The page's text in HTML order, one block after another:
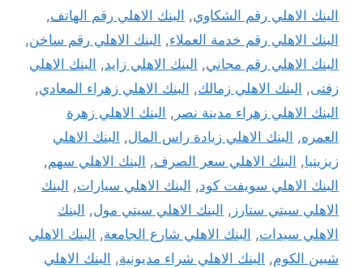
البنك الاهلي رقم الشكاوي, البنك الاهلي رقم الهاتف,
البنك الاهلي رقم خدمة العملاء, البنك الاهلي رقم ساخن,
البنك الاهلي رقم مجاني, البنك الاهلي زايد, البنك الاهلي
زفتى, البنك الاهلي زمالك, البنك الاهلي زهراء المعادي,
البنك الاهلي زهراء مدينة نصر , البنك الاهلي زهرة
العمره, البنك الاهلي زيادة راس المال, البنك الاهلي
زيزينيا, البنك الاهلي سعر الصرف, البنك الاهلي سهم,
البنك الاهلي سويفت كود, البنك الاهلي سيارات, البنك
الاهلي سيتي ستارز , البنك الاهلي سيتي مول, البنك
الاهلي سيدات, البنك الاهلي شارع الجامعة, البنك الاهلي
شبين الكوم, البنك الاهلي شراء مديونية, البنك الاهلي